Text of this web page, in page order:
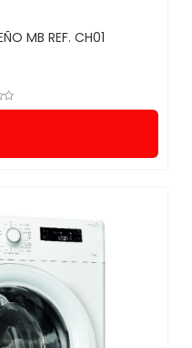
MB REF. CH01